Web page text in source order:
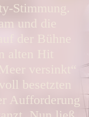
Stimmung.
und die
der Bühne
alten Hit
versinkt“
besetzten
Aufforderung